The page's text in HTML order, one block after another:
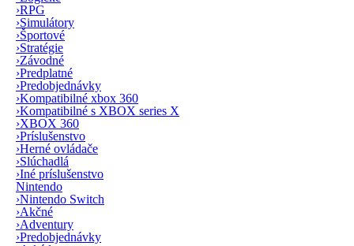
›RPG
›Simulátory
›Športové
›Stratégie
›Závodné
›Predplatné
›Predobjednávky
›Kompatibilné xbox 360
›Kompatibilné s XBOX series X
›XBOX 360
›Príslušenstvo
›Herné ovládače
›Slúchadlá
›Iné príslušenstvo
Nintendo
›Nintendo Switch
›Akčné
›Adventury
›Predobjednávky